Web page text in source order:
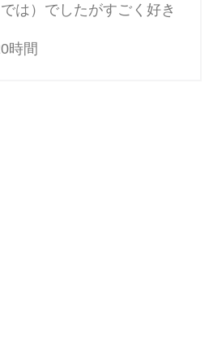
は）でしたがすごく好き
時間